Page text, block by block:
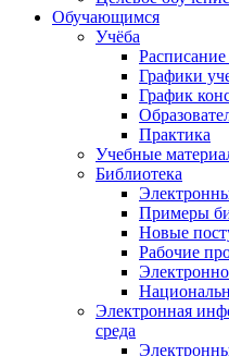
Обучающимся
Учёба
Расписание
Графики
График
Практика
Учебные
Библиотека
Примеры
Новые
Рабочие
Электронная
среда